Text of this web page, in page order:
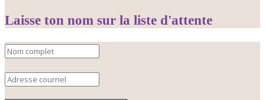
Laisse ton nom sur la liste d'attente